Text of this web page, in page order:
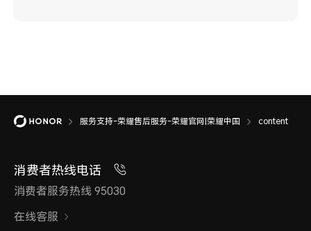
服务支持-荣耀售后服务-荣耀官网|荣耀中国 content
消费者热线电话
消费者服务热线 95030
在线客服